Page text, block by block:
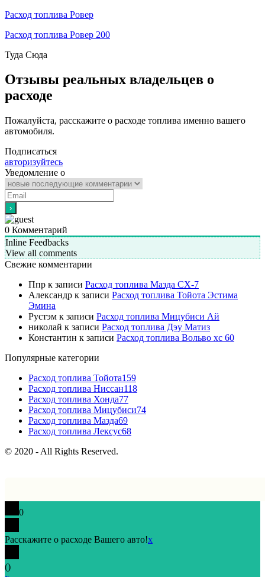
Расход топлива Ровер
Расход топлива Ровер 200
Туда Сюда
Отзывы реальных владельцев о
расходе
Пожалуйста, расскажите о расходе топлива именно вашего
автомобиля.
Подписаться
авторизуйтесь
Уведомление о
0 Комментарий
Inline Feedbacks
View all comments
Свежие комментарии
Ппр к записи Расход топлива Мазда СХ-7
Александр к записи Расход топлива Тойота Эстима
Эмина
Рустэм к записи Расход топлива Мицубиси Ай
николай к записи Расход топлива Дэу Матиз
Константин к записи Расход топлива Вольво хс 60
Популярные категории
Расход топлива Тойота159
Расход топлива Ниссан118
Расход топлива Хонда77
Расход топлива Мицубиси74
Расход топлива Мазда69
Расход топлива Лексус68
© 2020 - All Rights Reserved.
0
Расскажите о расходе Вашего авто!x
()